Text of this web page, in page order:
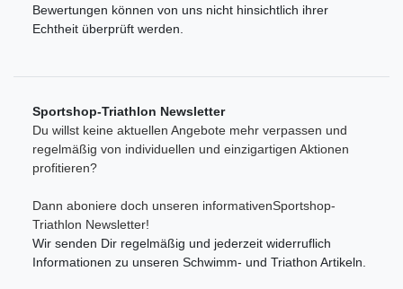
Bewertungen können von uns nicht hinsichtlich ihrer
Echtheit überprüft werden.
Sportshop-Triathlon Newsletter
Du willst keine aktuellen Angebote mehr verpassen und
regelmäßig von individuellen und einzigartigen Aktionen
profitieren?
Dann aboniere doch unseren informativenSportshop-
Triathlon Newsletter!
Wir senden Dir regelmäßig und jederzeit widerruflich
Informationen zu unseren Schwimm- und Triathon Artikeln.